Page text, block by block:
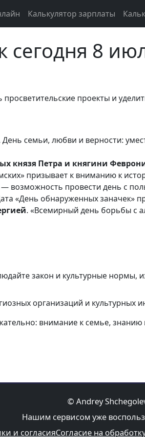
Калькулятор зарплаты
сегодня 8
проекты и
День семьи, любви и верности:
князя Петра и княгини
призывает к вниманию к
возможность провести день с
«День обнаруженных заначек»
. «Всемирный день борьбы с
закон и культурные нормы,
организаций и культурных
внимание к семье, знанию
© Andrey
Нашим сервисом уже
и согласияСогласие на